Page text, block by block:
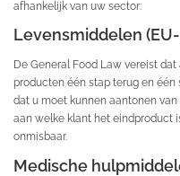
afhankelijk van uw sector:
Levensmiddelen
De General Food Law vereist
producten één stap terug en
dat u moet kunnen aantonen
aan welke klant het eindproduct
onmisbaar.
Medische